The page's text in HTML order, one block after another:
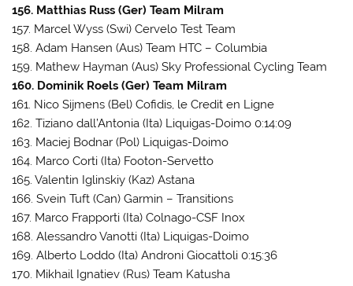
156. Matthias Russ (Ger) Team Milram
157. Marcel Wyss (Swi) Cervelo Test Team
158. Adam Hansen (Aus) Team HTC – Columbia
159. Mathew Hayman (Aus) Sky Professional Cycling Team
160. Dominik Roels (Ger) Team Milram
161. Nico Sijmens (Bel) Cofidis, le Credit en Ligne
162. Tiziano dall’Antonia (Ita) Liquigas-Doimo 0:14:09
163. Maciej Bodnar (Pol) Liquigas-Doimo
164. Marco Corti (Ita) Footon-Servetto
165. Valentin Iglinskiy (Kaz) Astana
166. Svein Tuft (Can) Garmin – Transitions
167. Marco Frapporti (Ita) Colnago-CSF Inox
168. Alessandro Vanotti (Ita) Liquigas-Doimo
169. Alberto Loddo (Ita) Androni Giocattoli 0:15:36
170. Mikhail Ignatiev (Rus) Team Katusha